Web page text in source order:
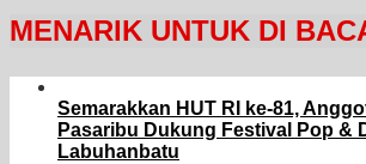
MENARIK UNTUK DI
Semarakkan HUT RI ke-81,
Pasaribu Dukung Festival Pop &
Labuhanbatu